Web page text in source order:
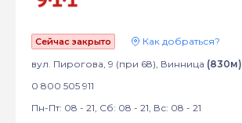
Сейчас закрыто
Как добраться?
вул. Пирогова, 9 (при 68), Винница (830м)
0 800 505 911
Пн-Пт: 08 - 21, Сб: 08 - 21, Вс: 08 - 21